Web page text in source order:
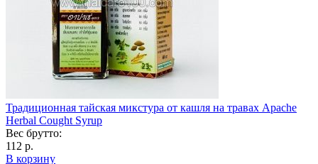
Традиционная тайская микстура от кашля на травах Apache
Herbal Cought Syrup
Вес брутто:
112 р.
В корзину